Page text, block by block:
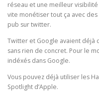
réseau et une meilleur
vite monétiser tout ça avec
pub sur twitter.
Twitter et Google avaient déjà
sans rien de concret. Pour le
indéxés dans Google.
Vous pouvez déjà utiliser les
Spotlight d’Apple.